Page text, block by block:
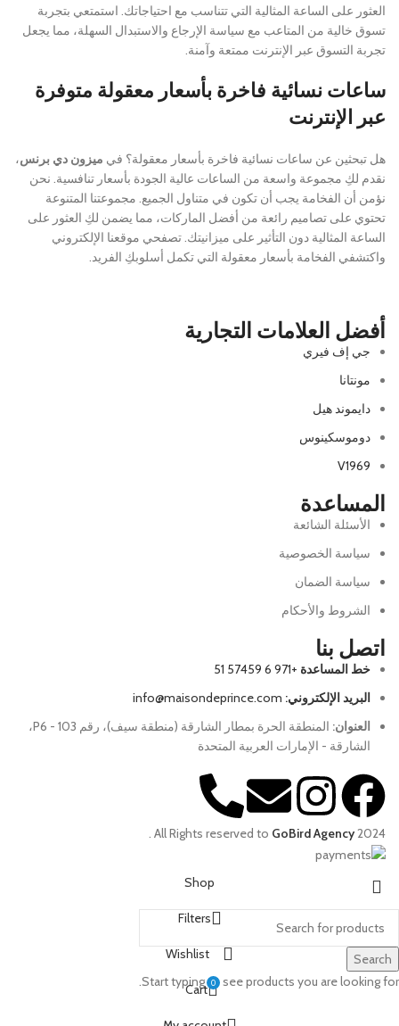
العثور على الساعة المثالية التي تتناسب مع احتياجاتك. استمتعي بتجربة
تسوق خالية من المتاعب مع سياسة الإرجاع والاستبدال السهلة، مما يجعل
تجربة التسوق عبر الإنترنت ممتعة وآمنة.
ساعات نسائية فاخرة بأسعار معقولة متوفرة
عبر الإنترنت
هل تبحثين عن ساعات نسائية فاخرة بأسعار معقولة؟ في ميزون دي برنس،
نقدم لكِ مجموعة واسعة من الساعات عالية الجودة بأسعار تنافسية. نحن
نؤمن أن الفخامة يجب أن تكون في متناول الجميع. مجموعتنا المتنوعة
تحتوي على تصاميم رائعة من أفضل الماركات، مما يضمن لكِ العثور على
الساعة المثالية دون التأثير على ميزانيتك. تصفحي موقعنا الإلكتروني
واكتشفي الفخامة بأسعار معقولة التي تكمل أسلوبكِ الفريد.
أفضل العلامات التجارية
جي إف فيري
مونتانا
دايموند هيل
دوموسكينوس
V1969
المساعدة
الأسئلة الشائعة
سياسة الخصوصية
سياسة الضمان
الشروط والأحكام
اتصل بنا
خط المساعدة +971 6 57459 51
البريد الإلكتروني:
العنوان:
المنطقة الحرة بمطار الشارقة (منطقة سيف)، رقم P6 - 103،
الشارقة - الإمارات العربية المتحدة
All Rights reserved to GoBird Agency2024
.
Search
Start typing to see products you are looking for.
Shop
Filters
Wishlist
0
Cart